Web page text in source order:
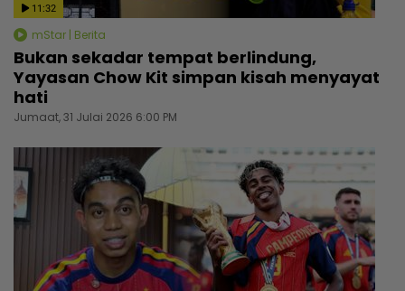
11:32
mStar | Berita
Bukan sekadar tempat berlindung,
Yayasan Chow Kit simpan kisah menyayat
hati
Jumaat, 31 Julai 2026 6:00 PM